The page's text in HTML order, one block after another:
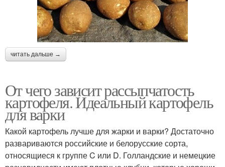
читать дальше →
От чего зависит рассыпчатость
картофеля. Идеальный картофель
для варки
Какой картофель лучше для жарки и варки? Достаточно
развариваются российские и белорусские сорта,
относящиеся к группе C или D. Голландские и немецкие